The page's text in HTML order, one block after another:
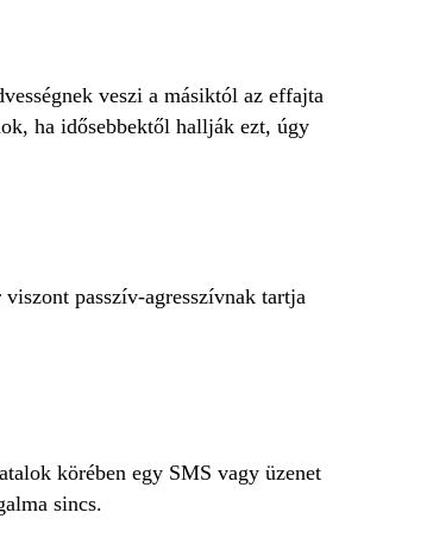
veszi a másiktól az effajta
ha idősebbektől hallják ezt, úgy
passzív-agresszívnak tartja
körében egy SMS vagy üzenet
sincs.